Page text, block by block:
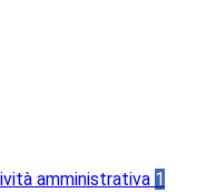
amministrativa 1